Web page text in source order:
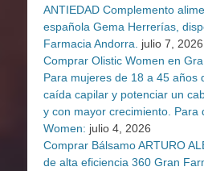
ANTIEDAD Complemento
española Gema Herrerías,
Farmacia Andorra.
julio 7, 2026
Comprar Olistic Women en
Para mujeres de 18 a 45 años
caída capilar y potenciar un
y con mayor crecimiento. Para
Women: julio 4, 2026
Comprar Bálsamo ARTURO
de alta eficiencia 360 Gran